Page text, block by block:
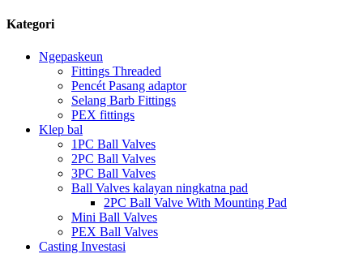
Kategori
Ngepaskeun
Fittings Threaded
Pencét Pasang adaptor
Selang Barb Fittings
PEX fittings
Klep bal
1PC Ball Valves
2PC Ball Valves
3PC Ball Valves
Ball Valves kalayan ningkatna pad
2PC Ball Valve With Mounting Pad
Mini Ball Valves
PEX Ball Valves
Casting Investasi